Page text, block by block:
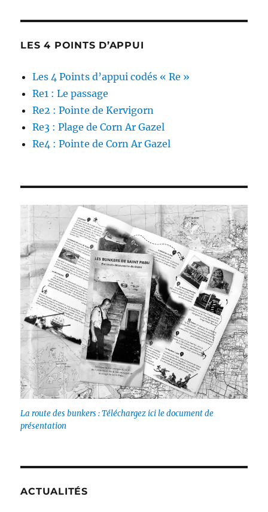
LES 4 POINTS D’APPUI
Les 4 Points d’appui codés « Re »
Re1 : Le passage
Re2 : Pointe de Kervigorn
Re3 : Plage de Corn Ar Gazel
Re4 : Pointe de Corn Ar Gazel
La route des bunkers : Téléchargez ici le document de
présentation
ACTUALITÉS